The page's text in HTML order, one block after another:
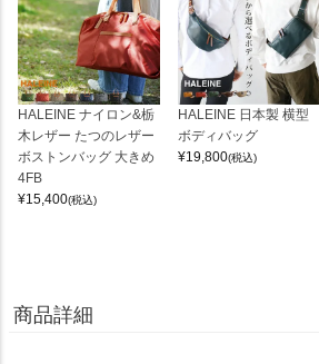
HALEINE ナイロン&栃
木レザー たつのレザー
ボストンバッグ 大きめ
4FB
¥15,400(税込)
HALEINE 日本製 横型
ボディバッグ
¥19,800(税込)
商品詳細